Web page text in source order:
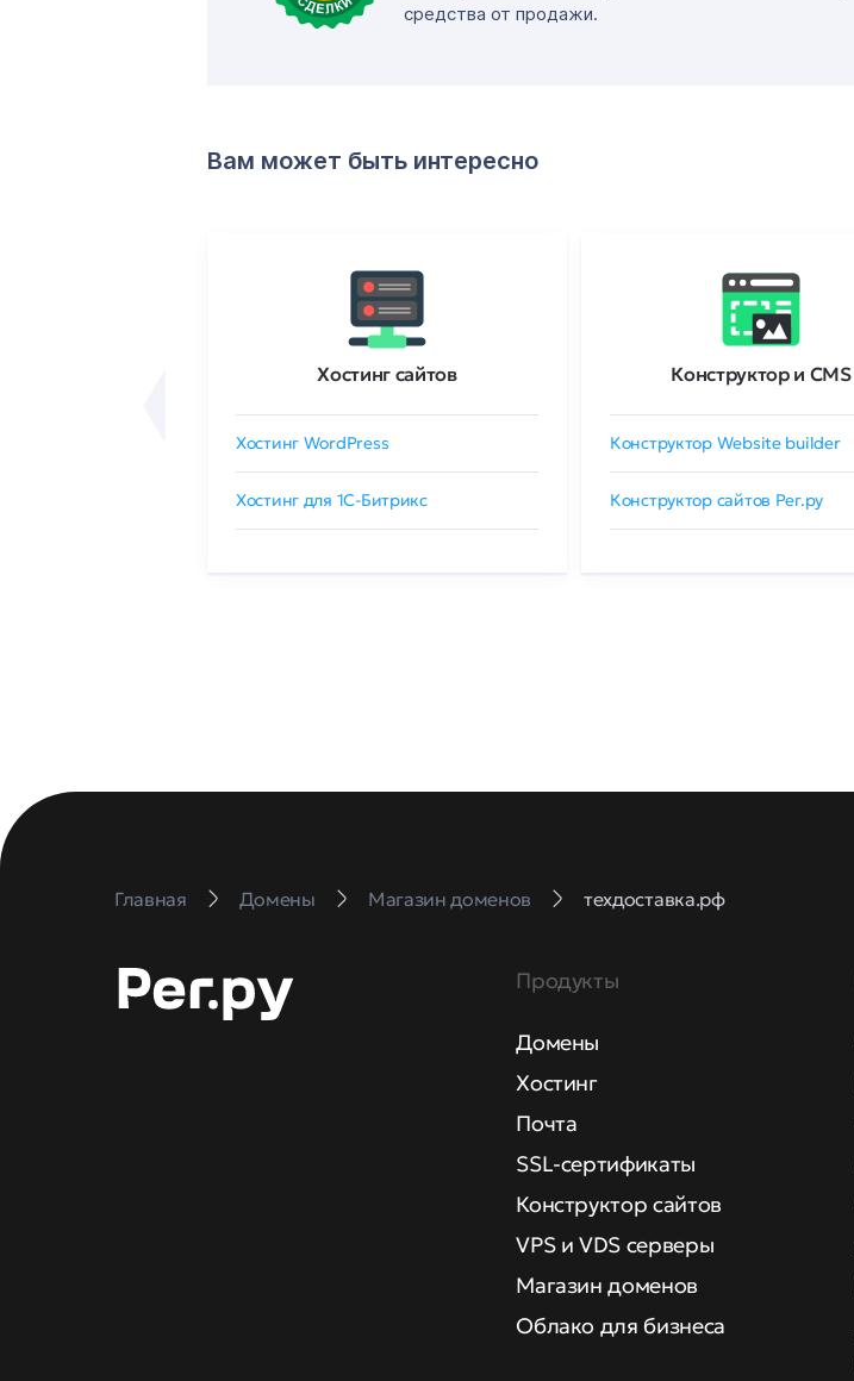
средства от продажи.
Вам может быть интересно
Хостинг сайтов
Хостинг WordPress
Хостинг для 1C-Битрикс
Конструктор и CMS
Конструктор Website builder
Конструктор сайтов Рег.ру
Главная Домены Магазин доменов техдоставка.рф
Продукты
Домены
Хостинг
Почта
SSL-сертификаты
Конструктор сайтов
VPS и VDS серверы
Магазин доменов
Облако для бизнеса